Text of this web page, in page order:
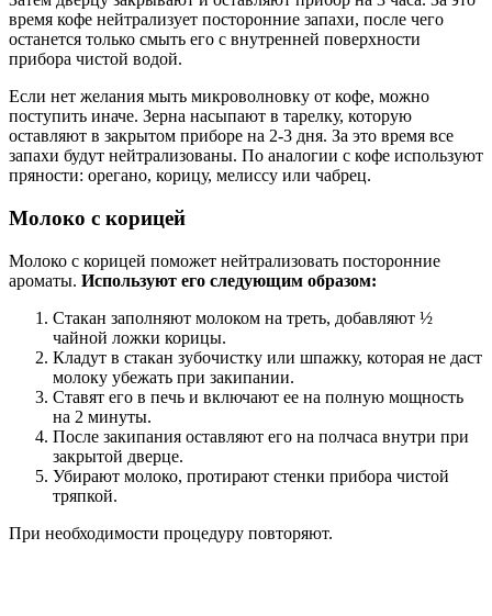
время кофе нейтрализует посторонние запахи, после чего
останется только смыть его с внутренней поверхности
прибора чистой водой.
Если нет желания мыть микроволновку от кофе, можно
поступить иначе. Зерна насыпают в тарелку, которую
оставляют в закрытом приборе на 2-3 дня. За это время все
запахи будут нейтрализованы. По аналогии с кофе используют
пряности: орегано, корицу, мелиссу или чабрец.
Молоко с корицей
Молоко с корицей поможет нейтрализовать посторонние
ароматы. Используют его следующим образом:
Стакан заполняют молоком на треть, добавляют ½
чайной ложки корицы.
Кладут в стакан зубочистку или шпажку, которая не даст
молоку убежать при закипании.
Ставят его в печь и включают ее на полную мощность
на 2 минуты.
После закипания оставляют его на полчаса внутри при
закрытой дверце.
Убирают молоко, протирают стенки прибора чистой
тряпкой.
При необходимости процедуру повторяют.